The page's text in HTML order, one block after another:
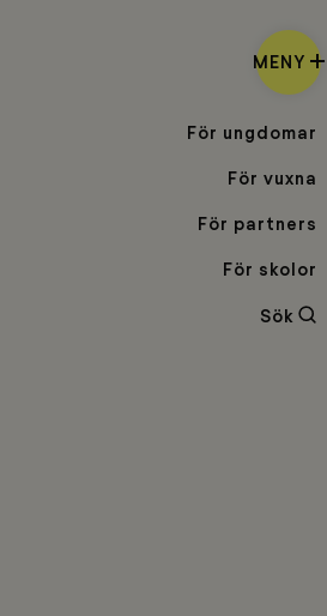
För ungdomar
För vuxna
För partners
För skolor
Sök
MENY